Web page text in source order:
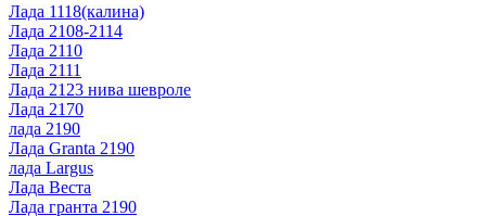
Лада 1118(калина)
Лада 2108-2114
Лада 2110
Лада 2111
Лада 2123 нива шевроле
Лада 2170
лада 2190
Лада Granta 2190
лада Largus
Лада Веста
Лада гранта 2190